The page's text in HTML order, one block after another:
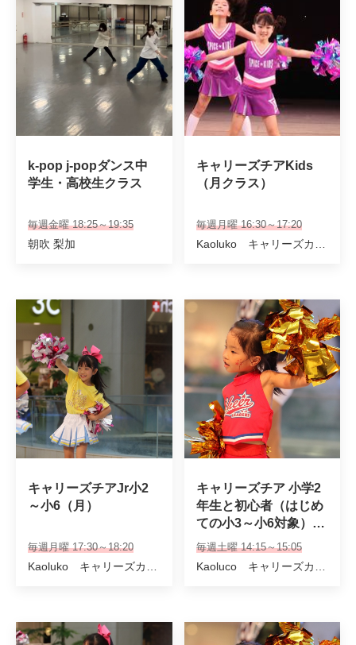
k-pop j-popダンス中
学生・高校生クラス
毎週金曜 18:25～19:35
朝吹 梨加
キャリーズチアKids
（月クラス）
毎週月曜 16:30～17:20
キャリーズチアJr小2
～小6（月）
毎週月曜 17:30～18:20
キャリーズチア 小学2
年生と初心者（はじめ
ての小3～小6対象）ク
ラス
毎週土曜 14:15～15:05